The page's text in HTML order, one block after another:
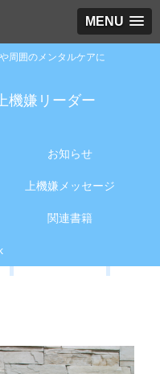
MENU
周囲のメンタルケアに
機嫌リーダー
お知らせ
上機嫌メッセージ
関連書籍